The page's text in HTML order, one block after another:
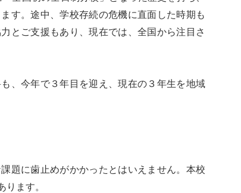
す。途中、学校存続の危機に直面した時期も
とご支援もあり、現在では、全国から注目さ
、今年で３年目を迎え、現在の３年生を地域
題に歯止めがかかったとはいえません。本校
ります。